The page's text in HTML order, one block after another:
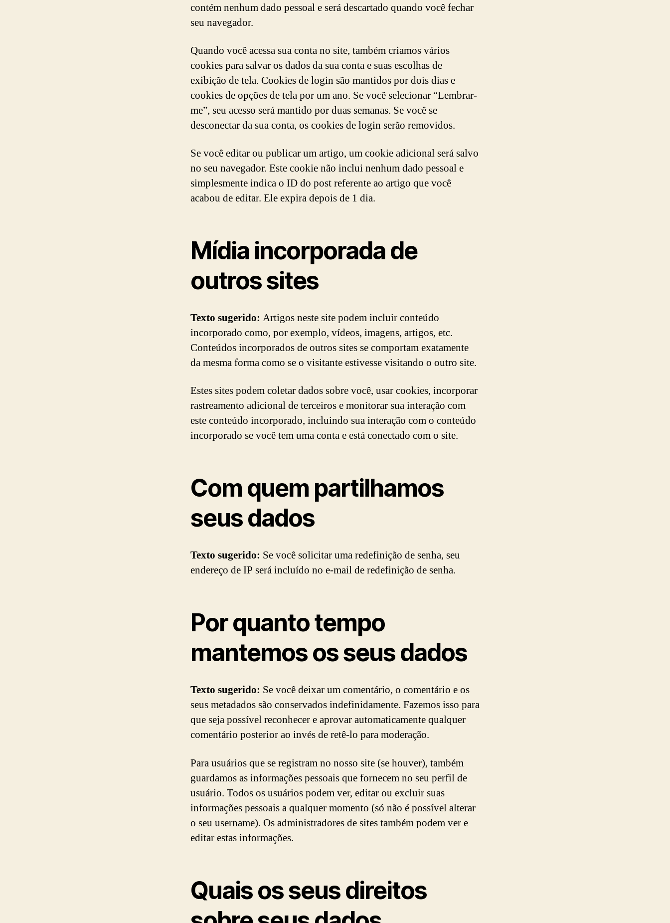
contém nenhum dado pessoal e será descartado quando você fechar
seu navegador.
Quando você acessa sua conta no site, também criamos vários
cookies para salvar os dados da sua conta e suas escolhas de
exibição de tela. Cookies de login são mantidos por dois dias e
cookies de opções de tela por um ano. Se você selecionar “Lembrar-
me”, seu acesso será mantido por duas semanas. Se você se
desconectar da sua conta, os cookies de login serão removidos.
Se você editar ou publicar um artigo, um cookie adicional será salvo
no seu navegador. Este cookie não inclui nenhum dado pessoal e
simplesmente indica o ID do post referente ao artigo que você
acabou de editar. Ele expira depois de 1 dia.
Mídia incorporada de
outros sites
Texto sugerido: Artigos neste site podem incluir conteúdo
incorporado como, por exemplo, vídeos, imagens, artigos, etc.
Conteúdos incorporados de outros sites se comportam exatamente
da mesma forma como se o visitante estivesse visitando o outro site.
Estes sites podem coletar dados sobre você, usar cookies, incorporar
rastreamento adicional de terceiros e monitorar sua interação com
este conteúdo incorporado, incluindo sua interação com o conteúdo
incorporado se você tem uma conta e está conectado com o site.
Com quem partilhamos
seus dados
Texto sugerido: Se você solicitar uma redefinição de senha, seu
endereço de IP será incluído no e-mail de redefinição de senha.
Por quanto tempo
mantemos os seus dados
Texto sugerido: Se você deixar um comentário, o comentário e os
seus metadados são conservados indefinidamente. Fazemos isso para
que seja possível reconhecer e aprovar automaticamente qualquer
comentário posterior ao invés de retê-lo para moderação.
Para usuários que se registram no nosso site (se houver), também
guardamos as informações pessoais que fornecem no seu perfil de
usuário. Todos os usuários podem ver, editar ou excluir suas
informações pessoais a qualquer momento (só não é possível alterar
o seu username). Os administradores de sites também podem ver e
editar estas informações.
Quais os seus direitos